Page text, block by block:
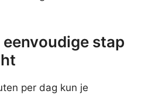
stap
per dag kun je